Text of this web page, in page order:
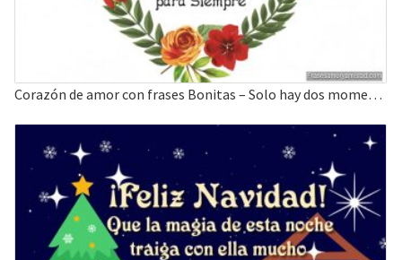
Corazón de amor con frases Bonitas – Solo hay dos momentos